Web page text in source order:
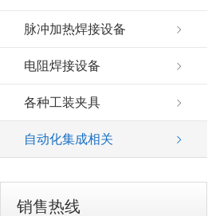
脉冲加热焊接设备
电阻焊接设备
各种工装夹具
自动化集成相关
销售热线